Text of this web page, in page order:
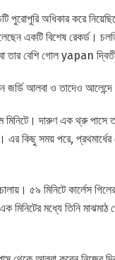
পুরোপুরি অধিকার করে
একটি বিশেষ রেকর্ড।
বেশি গোল yapan দ্বিতীয়
জর্ডি আলবা ও তাদেও
মিনিটে। দারুণ এক থ্রু
এর কিছু সময় পরে,
চালায়। ৫৯ মিনিটে
মধ্যে তিনি